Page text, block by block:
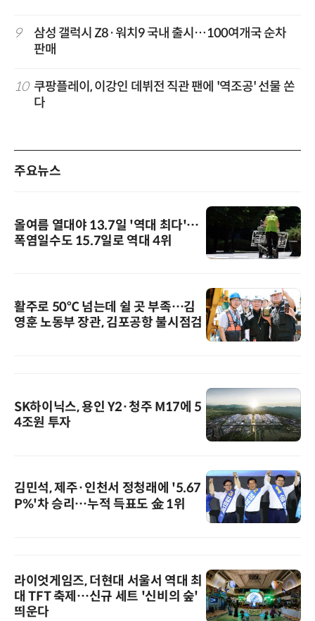
9
삼성 갤럭시 Z8·워치9 국내 출시…100여개국 순차
판매
10 쿠팡플레이, 이강인 데뷔전 직관 팬에 '역조공' 선물 쏜
다
주요뉴스
올여름 열대야 13.7일 '역대 최다'…
폭염일수도 15.7일로 역대 4위
활주로 50℃ 넘는데 쉴 곳 부족…김
영훈 노동부 장관, 김포공항 불시점검
SK하이닉스, 용인 Y2·청주 M17에 5
4조원 투자
김민석, 제주·인천서 정청래에 '5.67
P%'차 승리…누적 득표도 金 1위
라이엇게임즈, 더현대 서울서 역대 최
대 TFT 축제…신규 세트 '신비의 숲'
띄운다